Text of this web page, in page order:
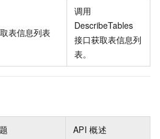
表信息列表
调用
DescribeTables
接口获取表信息列
表。
API 概述